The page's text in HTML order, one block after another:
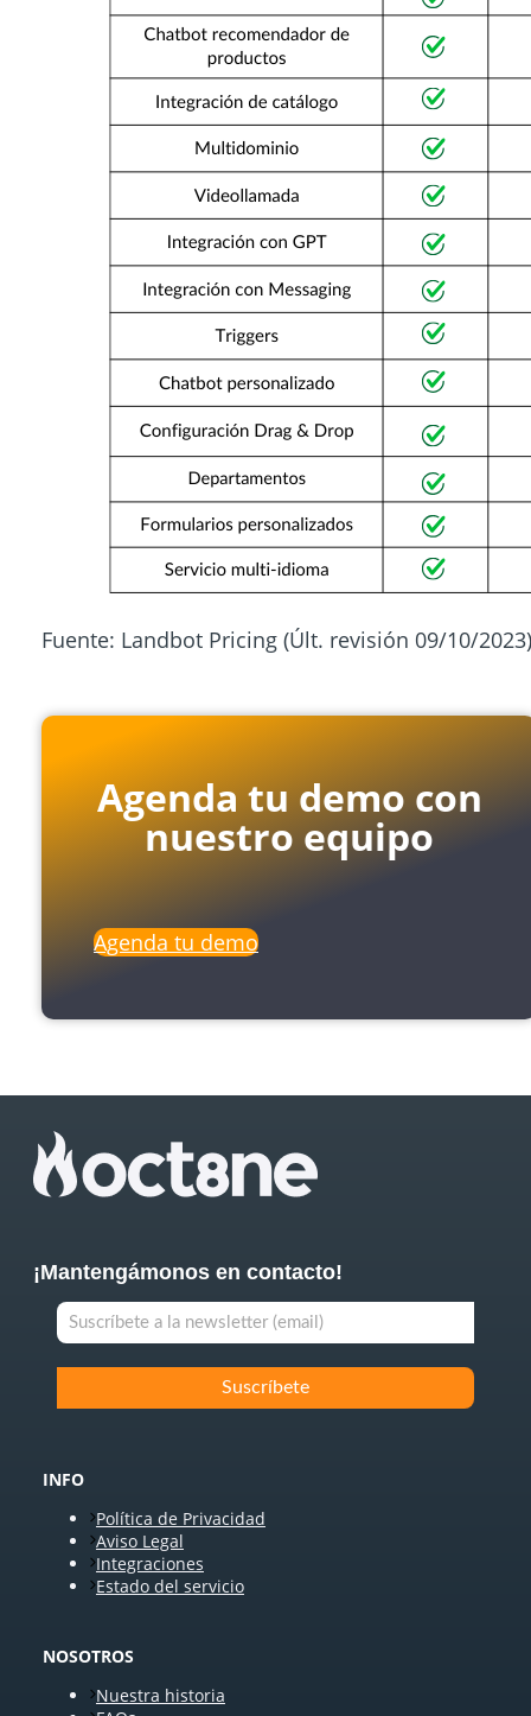
Fuente: Landbot Pricing (Últ. revisión 09/10/2023)
Agenda tu demo con
nuestro equipo
Agenda tu demo
¡Mantengámonos en contacto!
INFO
Política de Privacidad
Aviso Legal
Integraciones
Estado del servicio
NOSOTROS
Nuestra historia